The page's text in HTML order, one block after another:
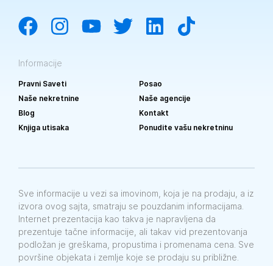
Informacije
Pravni Saveti
Posao
Naše nekretnine
Naše agencije
Blog
Kontakt
Knjiga utisaka
Ponudite vašu nekretninu
Sve informacije u vezi sa imovinom, koja je na prodaju, a iz
izvora ovog sajta, smatraju se pouzdanim informacijama.
Internet prezentacija kao takva je napravljena da
prezentuje tačne informacije, ali takav vid prezentovanja
podložan je greškama, propustima i promenama cena. Sve
površine objekata i zemlje koje se prodaju su približne.